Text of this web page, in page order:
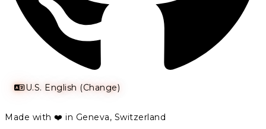
U.S. English (Change)
Made with ❤️ in Geneva, Switzerland